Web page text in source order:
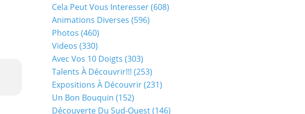
Cela Peut Vous Interesser(608)
Animations Diverses (596)
Photos (460)
Videos (330)
Avec Vos 10 Doigts (303)
Talents À Découvrir!!! (253)
Expositions À Découvrir(231)
Un Bon Bouquin (152)
Découverte Du Sud-Ouest(146)